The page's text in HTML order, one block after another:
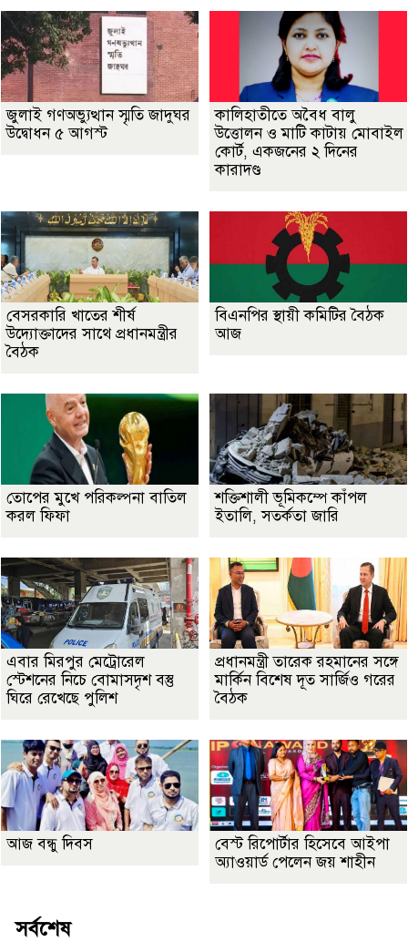
জুলাই গণঅভ্যুত্থান স্মৃতি জাদুঘর
উদ্বোধন ৫ আগস্ট
কালিহাতীতে অবৈধ বালু
উত্তোলন ও মাটি কাটায় মোবাইল
কোর্ট, একজনের ২ দিনের
কারাদণ্ড
বেসরকারি খাতের শীর্ষ
উদ্যোক্তাদের সাথে প্রধানমন্ত্রীর
বৈঠক
বিএনপির স্থায়ী কমিটির বৈঠক
আজ
তোপের মুখে পরিকল্পনা বাতিল
করল ফিফা
শক্তিশালী ভূমিকম্পে কাঁপল
ইতালি, সতর্কতা জারি
এবার মিরপুর মেট্রোরেল
স্টেশনের নিচে বোমাসদৃশ বস্তু
ঘিরে রেখেছে পুলিশ
প্রধানমন্ত্রী তারেক রহমানের সঙ্গে
মার্কিন বিশেষ দূত সার্জিও গরের
বৈঠক
আজ বন্ধু দিবস
বেস্ট রিপোর্টার হিসেবে আইপা
অ্যাওয়ার্ড পেলেন জয় শাহীন
সর্বশেষ